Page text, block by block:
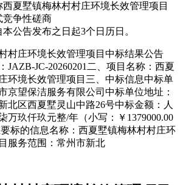
西夏墅镇梅林村村庄环境长效管理项目
竞争性磋商
本公告发布之日起3个日历日。
村庄环境长效管理项目中标结果公告
JAZB-JC-20260201二、项目名称：西夏
环境长效管理项目三、中标信息中标单
京望保洁服务有限公司中标单位地址：
北区西夏墅灵山中路26号中标金额：人
万玖仟玖元整/年（小写：￥1379000.00
标的信息名称：西夏墅镇梅林村村庄环
服务范围：常州市新北